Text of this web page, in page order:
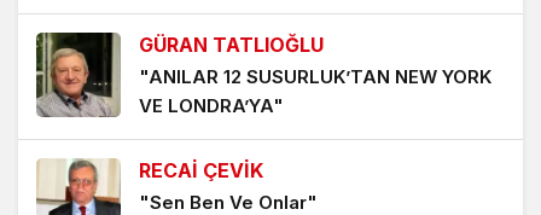
TAŞIMA APARATLARININ SEBEP OLDUĞU TRAFİK
KAZALARI ‘UMARIM’ ARTMAZ
1 hafta önce
YENİDEN YAZILAN ‘AMAN PETROL CANIM PETROL’
ŞARKISI
1 hafta önce
GÜRAN TATLIOĞLU
"ANILAR 12 SUSURLUK’TAN NEW YORK
VE LONDRA’YA"
RECAİ ÇEVİK
"Sen Ben Ve Onlar"